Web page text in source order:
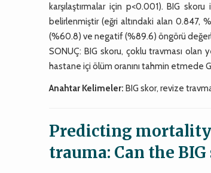
karşılaştırmalar için p<0.001). BIG
belirlenmiştir (eğri altındaki alan 0.847,
(%60.8) ve negatif (%89.6) öngörü
SONUÇ: BIG skoru, çoklu travması olan
hastane içi ölüm oranını tahmin etmede
Anahtar Kelimeler: BIG skor, revize
Predicting
trauma: Can the